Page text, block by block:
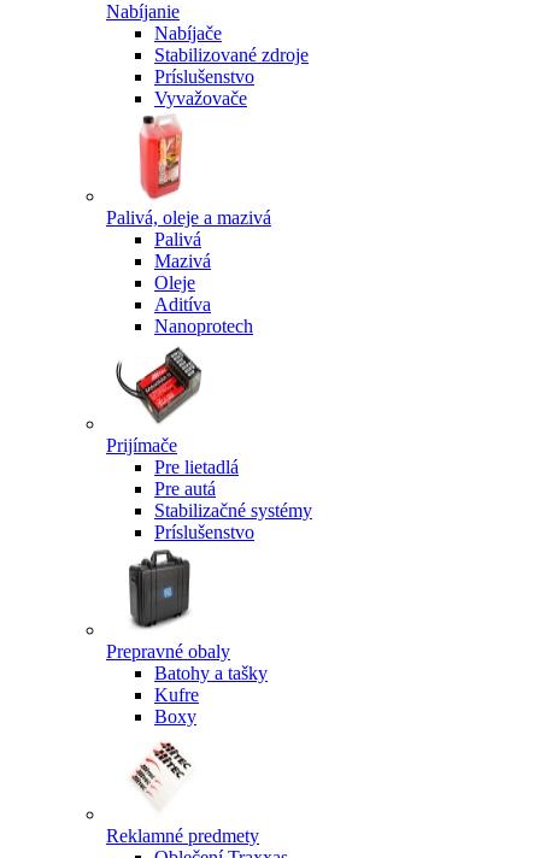
Nabíjanie
Nabíjače
Stabilizované zdroje
Príslušenstvo
Vyvažovače
Palivá, oleje a mazivá
Palivá
Mazivá
Oleje
Aditíva
Nanoprotech
Prijímače
Pre lietadlá
Pre autá
Stabilizačné systémy
Príslušenstvo
Prepravné obaly
Batohy a tašky
Kufre
Boxy
Reklamné predmety